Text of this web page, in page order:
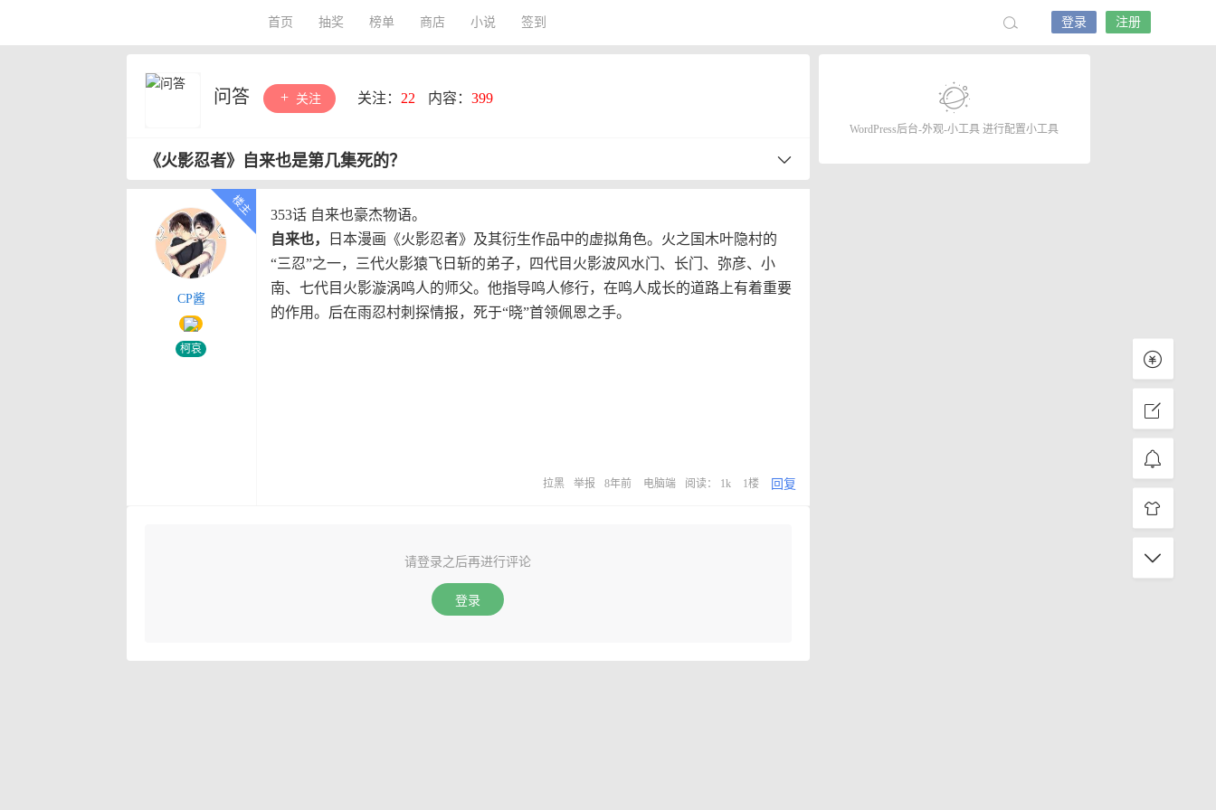
首页 抽奖 榜单 商店 小说 签到 登录 注册
问答 关注 关注： 22 内容： 399
《火影忍者》自来也是第几集死的？
CP酱
柯哀
353话 自来也豪杰物语。
自来也，
日本漫画《火影忍者》及其衍生作品中的虚拟角色。火之国木叶隐村的
“三忍”之一，三代火影猿飞日斩的弟子，四代目火影波风水门、长门、弥彦、小
南、七代目火影漩涡鸣人的师父。他指导鸣人修行，在鸣人成长的道路上有着重要
的作用。后在雨忍村刺探情报，死于“晓”首领佩恩之手。
拉黑 举报 8年前 电脑端 阅读： 1k 1楼 回复
请登录之后再进行评论
登录
WordPress后台-外观-小工具 进行配置小工具